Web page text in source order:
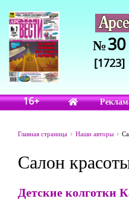
№30
[1723]
16+
Главная страница Наши авторы
Салон
Детские колготки